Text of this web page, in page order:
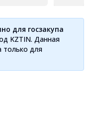
для госзакупа
KZTIN. Данная
только для